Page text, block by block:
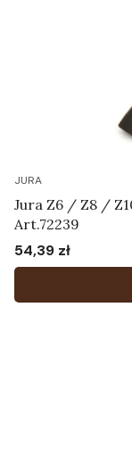
JURA
Jura Z6 / Z8 /
Art.72239
Cena
54,39 zł